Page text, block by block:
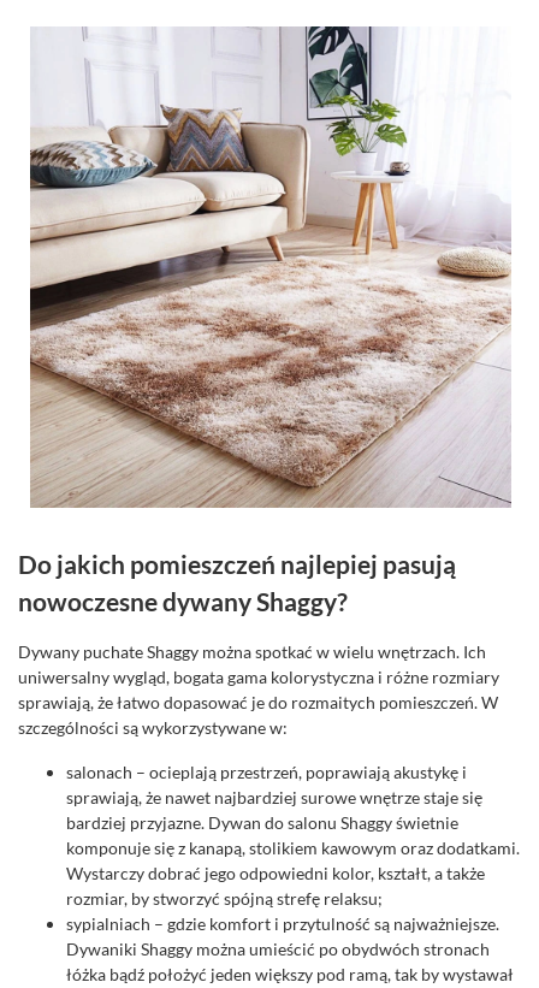
Do jakich pomieszczeń najlepiej pasują
nowoczesne dywany Shaggy?
Dywany puchate Shaggy można spotkać w wielu wnętrzach. Ich
uniwersalny wygląd, bogata gama kolorystyczna i różne rozmiary
sprawiają, że łatwo dopasować je do rozmaitych pomieszczeń. W
szczególności są wykorzystywane w:
salonach – ocieplają przestrzeń, poprawiają akustykę i
sprawiają, że nawet najbardziej surowe wnętrze staje się
bardziej przyjazne. Dywan do salonu Shaggy świetnie
komponuje się z kanapą, stolikiem kawowym oraz dodatkami.
Wystarczy dobrać jego odpowiedni kolor, kształt, a także
rozmiar, by stworzyć spójną strefę relaksu;
sypialniach – gdzie komfort i przytulność są najważniejsze.
Dywaniki Shaggy można umieścić po obydwóch stronach
łóżka bądź położyć jeden większy pod ramą, tak by wystawał